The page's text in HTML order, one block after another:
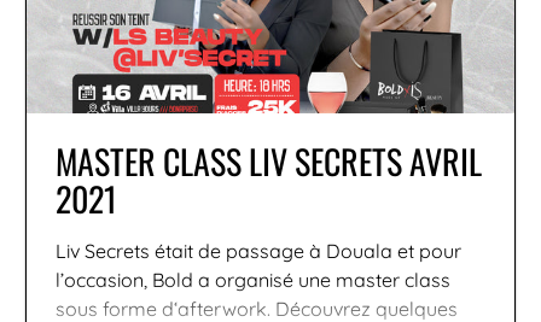
MASTER CLASS LIV SECRETS AVRIL
2021
Liv Secrets était de passage à Douala et pour
l’occasion, Bold a organisé une master class
sous forme d‘afterwork. Découvrez quelques